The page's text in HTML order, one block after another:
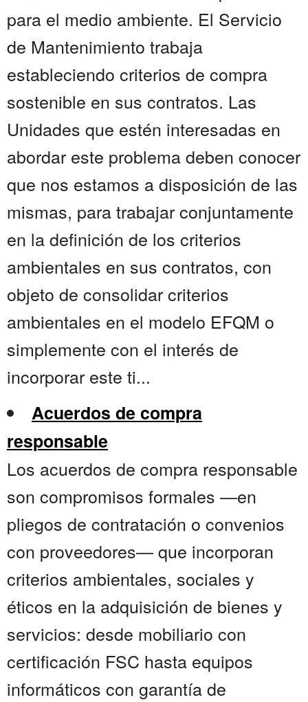
para el medio ambiente. El Servicio
de Mantenimiento trabaja
estableciendo criterios de compra
sostenible en sus contratos. Las
Unidades que estén interesadas en
abordar este problema deben conocer
que nos estamos a disposición de las
mismas, para trabajar conjuntamente
en la definición de los criterios
ambientales en sus contratos, con
objeto de consolidar criterios
ambientales en el modelo EFQM o
simplemente con el interés de
incorporar este ti...
Acuerdos de compra
responsable
Los acuerdos de compra responsable
son compromisos formales —en
pliegos de contratación o convenios
con proveedores— que incorporan
criterios ambientales, sociales y
éticos en la adquisición de bienes y
servicios: desde mobiliario con
certificación FSC hasta equipos
informáticos con garantía de